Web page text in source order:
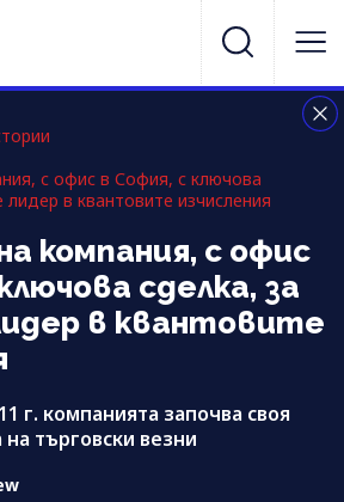
с офис в София, с ключова
лидер в квантовите изчисления
компания, с офис
сделка, за
в квантовите
г. компанията започва своя
търговски везни